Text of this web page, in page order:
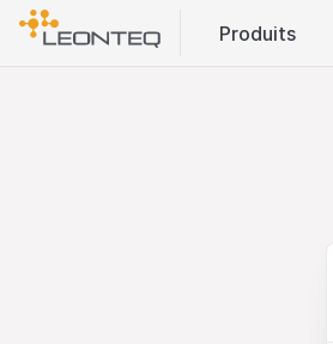
Produits